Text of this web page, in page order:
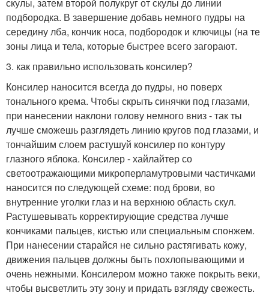
скулы, затем второй полукруг от скулы до линии
подбородка. В завершение добавь немного пудры на
середину лба, кончик носа, подбородок и ключицы (на те
зоны лица и тела, которые быстрее всего загорают.
3. как правильно использовать консилер?
Консилер наносится всегда до пудры, но поверх
тонального крема. Чтобы скрыть синячки под глазами,
при нанесении наклони голову немного вниз - так ты
лучше сможешь разглядеть линию кругов под глазами, и
тончайшим слоем растушуй консилер по контуру
глазного яблока. Консилер - хайлайтер со
светоотражающими микроперламутровыми частичками
наносится по следующей схеме: под брови, во
внутренние уголки глаз и на верхнюю область скул.
Растушевывать корректирующие средства лучше
кончиками пальцев, кистью или специальным спонжем.
При нанесении старайся не сильно растягивать кожу,
движения пальцев должны быть похлопывающими и
очень нежными. Консилером можно также покрыть веки,
чтобы высветлить эту зону и придать взгляду свежесть.